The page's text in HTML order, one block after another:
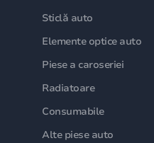
Sticlă auto
Elemente optice auto
Piese a caroseriei
Radiatoare
Consumabile
Alte piese auto